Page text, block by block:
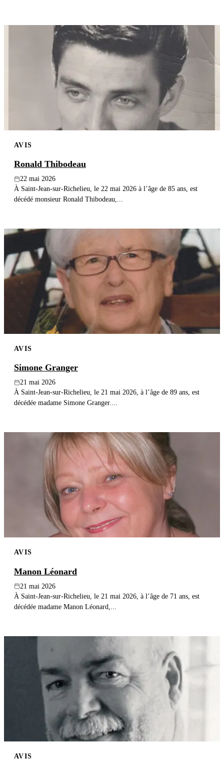
AVIS
Ronald Thibodeau
22 mai 2026
À Saint-Jean-sur-Richelieu, le 22 mai 2026 à l’âge de 85 ans, est
décédé monsieur Ronald Thibodeau,...
AVIS
Simone Granger
21 mai 2026
À Saint-Jean-sur-Richelieu, le 21 mai 2026, à l’âge de 89 ans, est
décédée madame Simone Granger....
AVIS
Manon Léonard
21 mai 2026
À Saint-Jean-sur-Richelieu, le 21 mai 2026, à l’âge de 71 ans, est
décédée madame Manon Léonard,...
AVIS